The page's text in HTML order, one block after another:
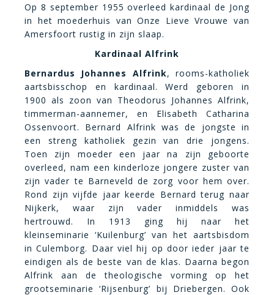
Op 8 september 1955 overleed kardinaal de Jong
in het moederhuis van Onze Lieve Vrouwe van
Amersfoort rustig in zijn slaap.
Kardinaal Alfrink
Bernardus Johannes Alfrink,rooms-katholiek
aartsbisschop en kardinaal. Werd geboren in
1900 als zoon van Theodorus Johannes Alfrink,
timmerman-aannemer, en Elisabeth Catharina
Ossenvoort. Bernard Alfrink was de jongste in
een streng katholiek gezin van drie jongens.
Toen zijn moeder een jaar na zijn geboorte
overleed, nam een kinderloze jongere zuster van
zijn vader te Barneveld de zorg voor hem over.
Rond zijn vijfde jaar keerde Bernard terug naar
Nijkerk, waar zijn vader inmiddels was
hertrouwd. In 1913 ging hij naar het
kleinseminarie ‘Kuilenburg’ van het aartsbisdom
in Culemborg. Daar viel hij op door ieder jaar te
eindigen als de beste van de klas. Daarna begon
Alfrink aan de theologische vorming op het
grootseminarie ‘Rijsenburg’ bij Driebergen. Ook